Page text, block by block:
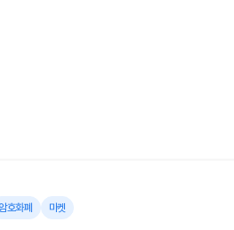
암호화폐 마켓